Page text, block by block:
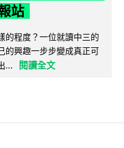
站
的程度？一位就讀中三的
的興趣一步步變成真正可
...
閱讀全文